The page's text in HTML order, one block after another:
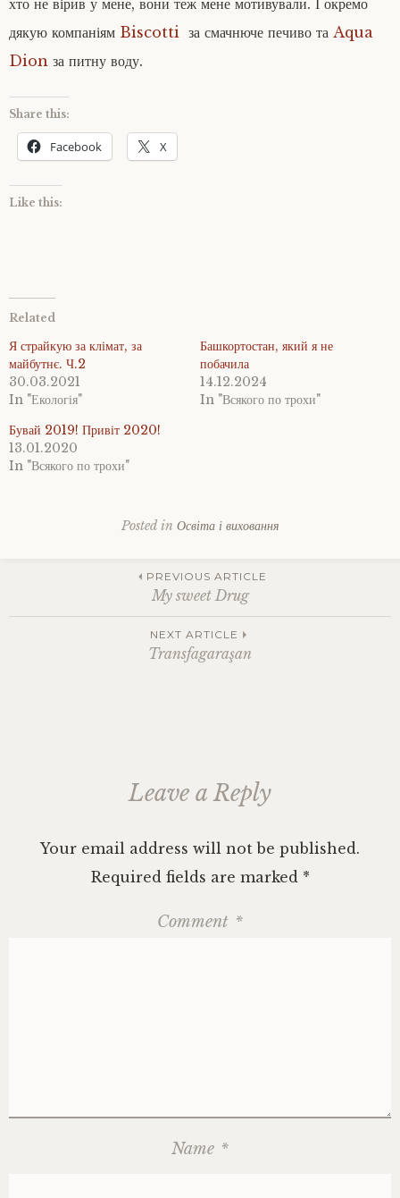
хто не вірив у мене, вони теж мене мотивували. І окремо
дякую компаніям Biscotti за смачнюче печиво та Aqua
Dion за питну воду.
Share this:
Facebook X
Like this:
Related
Я страйкую за клімат, за
майбутнє. Ч.2
30.03.2021
In "Екологія"
Башкортостан, який я не
побачила
14.12.2024
In "Всякого по трохи"
Бувай 2019! Привіт 2020!
13.01.2020
In "Всякого по трохи"
Posted in Освіта і виховання
navigation
PREVIOUS ARTICLE
My sweet Drug
NEXT ARTICLE
Transfagaraşan
Leave a Reply
Your email address will not be published.
Required fields are marked *
Comment *
Name *